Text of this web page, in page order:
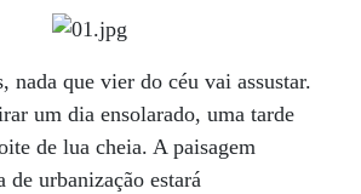
nada que vier do céu vai assustar.
um dia ensolarado, uma tarde
de lua cheia. A paisagem
de urbanização estará